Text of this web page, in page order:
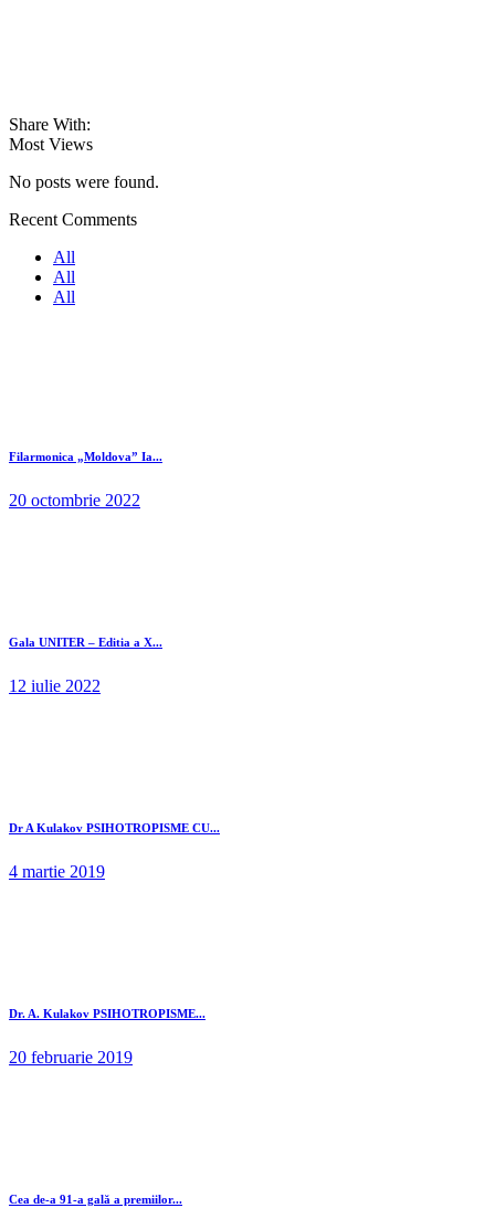
Share With:
Most Views
No posts were found.
Recent Comments
All
All
All
Filarmonica „Moldova” Ia...
20 octombrie 2022
Gala UNITER – Editia a X...
12 iulie 2022
Dr A Kulakov PSIHOTROPISME CU...
4 martie 2019
Dr. A. Kulakov PSIHOTROPISME...
20 februarie 2019
Cea de-a 91-a gală a premiilor...